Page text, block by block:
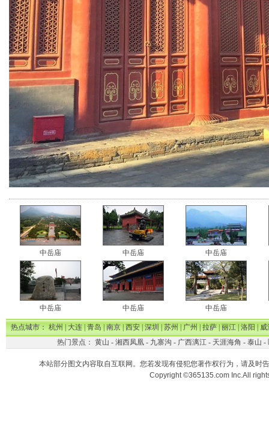
中岳庙 中岳庙 中岳庙
中岳庙 中岳庙 中岳庙
热点城市：杭州|大连|青岛|南京|西安|深圳|苏州|广州|拉萨|丽江|洛阳|威
热门景点： 黄山 - 湘西凤凰- 九寨沟 - 广西漓江- 天涯海角 - 泰山 -
本站部分图文内容取自互联网。您若发现有侵犯您著作权行为，请及时
Copyright ©365135.com Inc.All